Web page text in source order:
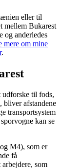
eller til
mellem Bukarest
og anderledes
mere om mine
.
udforske til fods,
bliver afstandene
transportsystem
kan se
M4), som er
få
som